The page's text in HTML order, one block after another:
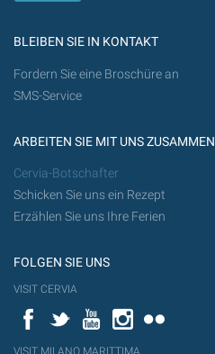
BLEIBEN SIE IN KONTAKT
Fordern Sie eine Broschüre an
SMS-Service
ARBEITEN SIE MIT UNS ZUSAMMEN
Cervia-Botschafter
Schicken Sie uns ein Rezept
Erzählen Sie uns Ihre Ferien
FOLGEN SIE UNS
VISIT CERVIA
FacebookTwitterYouTubeInstagram
VISIT MILANO MARITTIMA